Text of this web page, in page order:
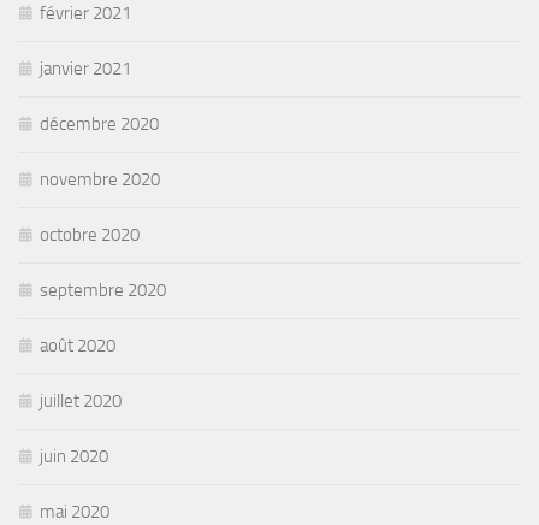
février 2021
janvier 2021
décembre 2020
novembre 2020
octobre 2020
septembre 2020
août 2020
juillet 2020
juin 2020
mai 2020